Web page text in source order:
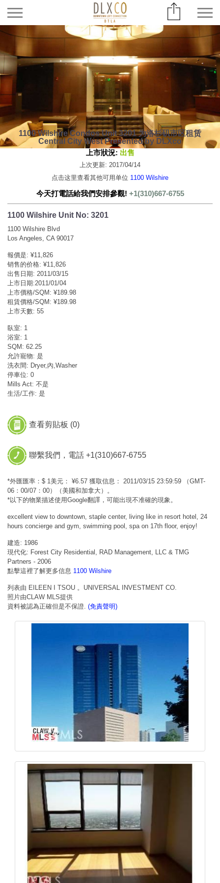
1100 Wilshire Condos Unit 3201 为洛杉矶市区租赁
Central City West Presented by DLXco
上市狀況: 出售
上次更新: 2017/04/14
点击这里查看其他可用单位 1100 Wilshire
今天打電話給我們安排參觀! +1(310)667-6755
1100 Wilshire Unit No: 3201
1100 Wilshire Blvd
Los Angeles, CA 90017
報價是: ¥11,826
销售的价格: ¥11,826
出售日期: 2011/03/15
上市日期:2011/01/04
上市價格/SQM: ¥189.98
租賃價格/SQM: ¥189.98
上市天數: 55
臥室: 1
浴室: 1
SQM: 62.25
允許寵物: 是
洗衣間: Dryer,內,Washer
停車位: 0
Mills Act: 不是
生活/工作: 是
查看剪貼板 (0)
聯繫我們，電話 +1(310)667-6755
*外匯匯率：$ 1美元： ¥6.57 獲取信息： 2011/03/15 23:59:59 （GMT-
06：00/07：00）（美國和加拿大）。
*以下的物業描述使用Google翻譯，可能出現不准確的現象。
excellent view to downtown, staple center, living like in resort hotel, 24
hours concierge and gym, swimming pool, spa on 17th floor, enjoy!
建造: 1986
現代化: Forest City Residential, RAD Management, LLC & TMG
Partners - 2006
點擊這裡了解更多信息 1100 Wilshire
列表由 EILEEN I TSOU 。UNIVERSAL INVESTMENT CO.
照片由CLAW MLS提供
資料被認為正確但是不保證. (免責聲明)